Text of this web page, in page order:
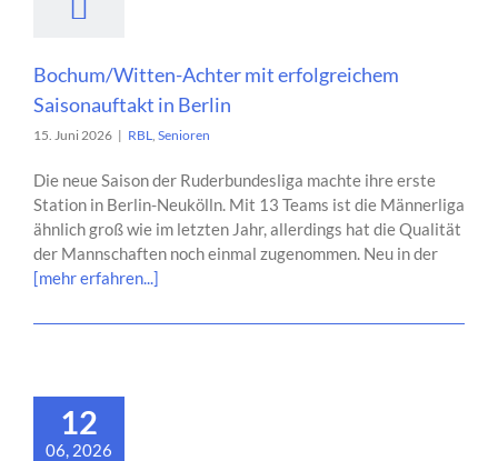
Bochum/Witten-Achter mit erfolgreichem
Saisonauftakt in Berlin
15. Juni 2026 | RBL, Senioren
Die neue Saison der Ruderbundesliga machte ihre erste
Station in Berlin-Neukölln. Mit 13 Teams ist die Männerliga
ähnlich groß wie im letzten Jahr, allerdings hat die Qualität
der Mannschaften noch einmal zugenommen. Neu in der
[mehr erfahren...]
12
06, 2026